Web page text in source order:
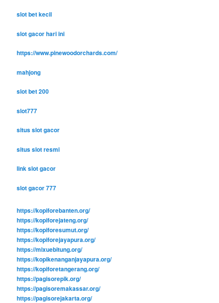
slot bet kecil
slot gacor hari ini
https://www.pinewoodorchards.com/
mahjong
slot bet 200
slot777
situs slot gacor
situs slot resmi
link slot gacor
slot gacor 777
https://kopiforebanten.org/
https://kopiforejateng.org/
https://kopiforesumut.org/
https://kopiforejayapura.org/
https://mixuebitung.org/
https://kopikenanganjayapura.org/
https://kopiforetangerang.org/
https://pagisorepik.org/
https://pagisoremakassar.org/
https://pagisorejakarta.org/